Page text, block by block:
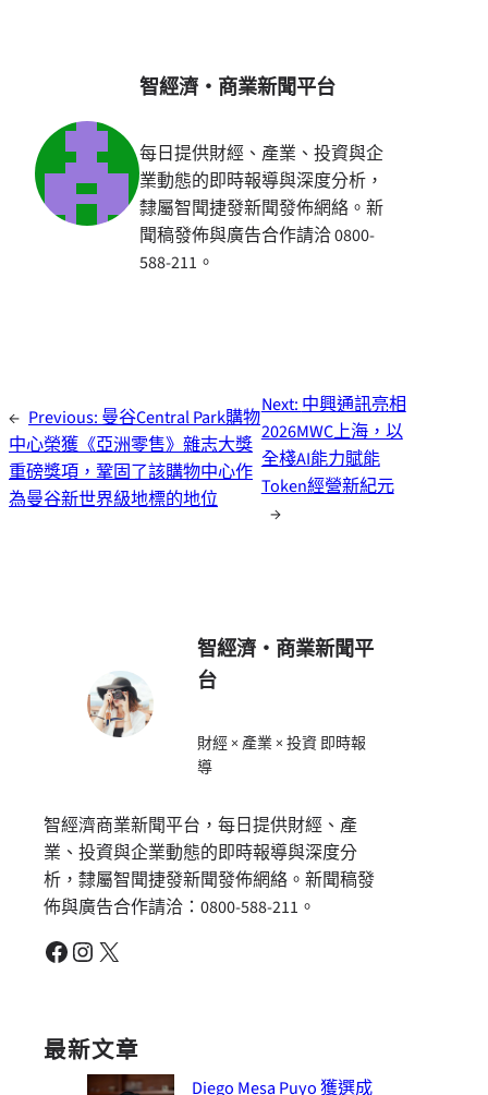
智經濟・商業新聞平台
每日提供財經、產業、投資與企
業動態的即時報導與深度分析，
隸屬智聞捷發新聞發佈網絡。新
聞稿發佈與廣告合作請洽 0800-
588-211。
← Previous: 曼谷Central Park購物
中心榮獲《亞洲零售》雜志大獎
重磅獎項，鞏固了該購物中心作
為曼谷新世界級地標的地位
Next: 中興通訊亮相
2026MWC上海，以
全棧AI能力賦能
Token經營新紀元
→
智經濟・商業新聞平
台
財經 × 產業 × 投資 即時報
導
智經濟商業新聞平台，每日提供財經、產
業、投資與企業動態的即時報導與深度分
析，隸屬智聞捷發新聞發佈網絡。新聞稿發
佈與廣告合作請洽：0800-588-211。
Facebook Instagram X
最新文章
Diego Mesa Puyo 獲選成